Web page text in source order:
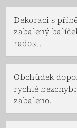
Dekoraci s
zabalený
radost.
Obchůdek
rychlé
zabaleno.